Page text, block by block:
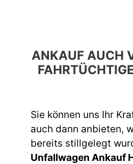
ANKAUF AUCH
Sie können uns Ihr
auch dann anbieten,
bereits stillgelegt
Unfallwagen Ankauf